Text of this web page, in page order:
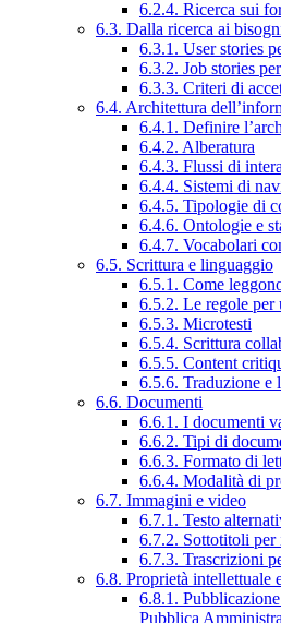
6.2.4. Ricerca sui
6.3. Dalla ricerca ai
6.3.1. User stories
6.3.2. Job stories
6.3.3. Criteri di
6.4. Architettura
6.4.1. Definire
6.4.2. Alberatura
6.4.3. Flussi di
6.4.4. Sistemi di
6.4.5. Tipologie di
6.4.6. Ontologie e
6.4.7. Vocabolari
6.5. Scrittura e linguaggio
6.5.1. Come
6.5.2. Le regole per
6.5.3. Microtesti
6.5.4. Scrittura
6.5.5. Content
6.5.6. Traduzione e
6.6. Documenti
6.6.1. I documenti
6.6.2. Tipi di
6.6.3. Formato di
6.6.4. Modalità di
6.7. Immagini e video
6.7.1. Testo
6.7.2. Sottotitoli per
6.7.3. Trascrizioni
6.8. Proprietà intellettuale
6.8.1.
Pubblica